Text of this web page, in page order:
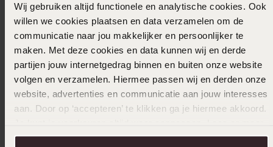
Wij gebruiken altijd functionele en analytische cookies. Ook
willen we cookies plaatsen en data verzamelen om de
communicatie naar jou makkelijker en persoonlijker te
maken. Met deze cookies en data kunnen wij en derde
partijen jouw internetgedrag binnen en buiten onze website
volgen en verzamelen. Hiermee passen wij en derden onze
website, advertenties en communicatie aan jouw interesses
aan. Door op ‘accepteren’ te klikken ga je hiermee akkoord.
over in onscookiebeleid.
22-10-2025 - Bianca C.
25-04-2025 - I. Vossebelt
Mijn kleine meid vindt ze prachtig